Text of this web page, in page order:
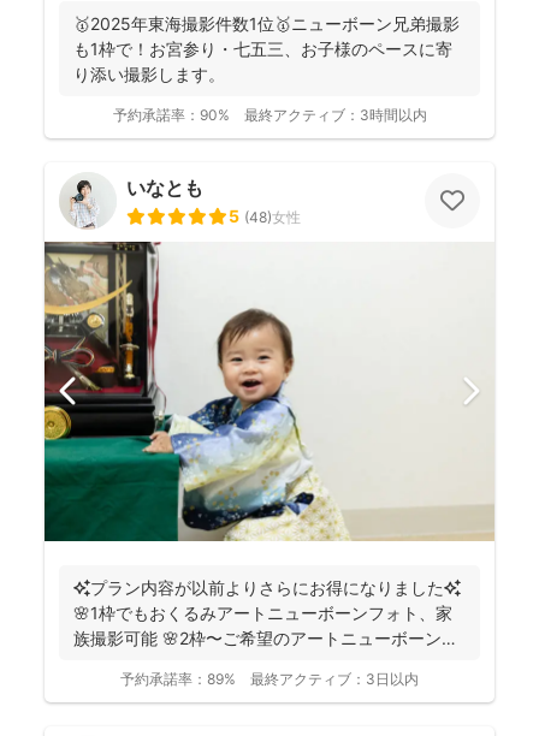
🥇2025年東海撮影件数1位🥇ニューボーン兄弟撮影
も1枠で！お宮参り・七五三、お子様のペースに寄
り添い撮影します。
予約承諾率： 90% 最終アクティブ： 3時間以内
いなとも
5 (48)女性
✨プラン内容が以前よりさらにお得になりました✨
🌸1枠でもおくるみアートニューボーンフォト、家
族撮影可能 🌸2枠〜ご希望のアートニューボーンフ
予約承諾率： 89% 最終アクティブ： 3日以内